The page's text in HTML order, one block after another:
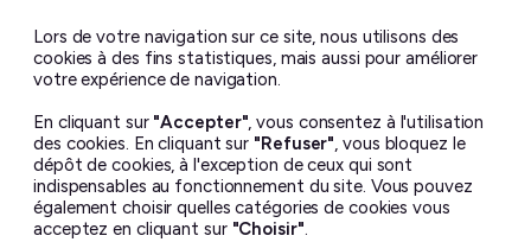
Lors de votre navigation sur ce site, nous utilisons des
cookies à des fins statistiques, mais aussi pour améliorer
votre expérience de navigation.
En cliquant sur "Accepter", vous consentez à l'utilisation
des cookies. En cliquant sur "Refuser", vous bloquez le
dépôt de cookies, à l'exception de ceux qui sont
indispensables au fonctionnement du site. Vous pouvez
également choisir quelles catégories de cookies vous
acceptez en cliquant sur "Choisir".
intelligence artificielle générative.J’ai pris toutes les
photos moi-même, et chaque billet est écrit à la main.
de la licenseCreative Commons BY-NC-ND 4.0.
Il ne peut en aucun cas être altéré ou reproduit à des fins
commerciales. Si vous souhaitez utiliser une de mes photos
– dans un but non lucratif uniquement – merci de me
demander la permission avant ☺︎